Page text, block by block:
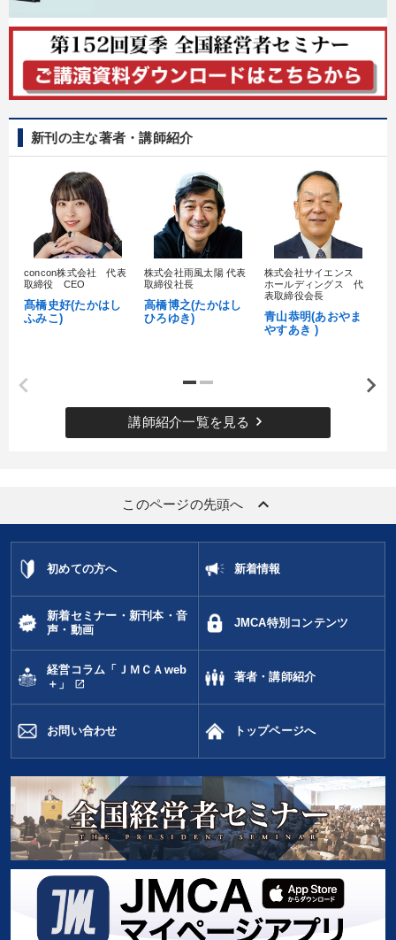
新刊の主な著者・講師紹介
concon株式会社 代表
取締役 CEO
髙橋史好(たかはし
ふみこ)
株式会社雨風太陽 代表
取締役社長
高橋博之(たかはし
ひろゆき)
株式会社サイエンス
ホールディングス 代
表取締役会長
青山恭明(あおやま
やすあき )
講師紹介一覧を見る keyboard_arrow_right
このページの先頭へ keyboard_arrow_up
初めての方へ 新着情報
新着セミナー・新刊本・音
声・動画
JMCA特別コンテンツ
経営コラム「ＪＭＣＡweb
＋」
open_in_new
著者・講師紹介
お問い合わせ トップページへ